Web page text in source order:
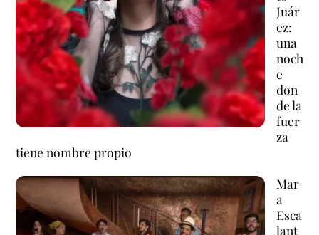
Juár
ez:
una
noch
e
don
de la
fuer
za
tiene nombre propio
Mar
a
Esca
lant